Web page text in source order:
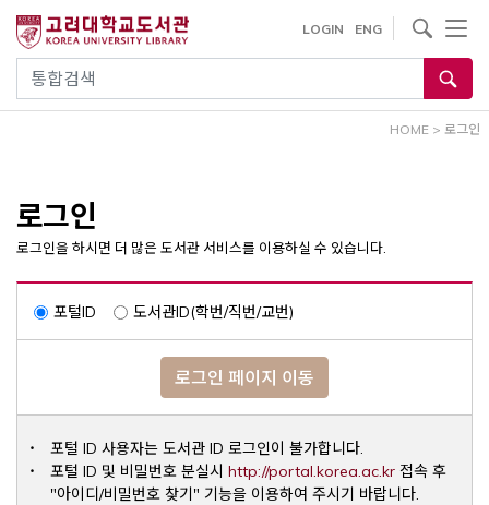
건
통합검색
LOGIN ENG
사이트내 검색
HOME > 로그인
로그인
로그인을 하시면 더 많은 도서관 서비스를 이용하실 수 있습니다.
포털ID 도서관ID(학번/직번/교번)
로그인 페이지 이동
포털 ID 사용자는 도서관 ID 로그인이 불가합니다.
포털 ID 및 비밀번호 분실시 http://portal.korea.ac.krOpens a
접속 후
"아이디/비밀번호 찾기" 기능을 이용하여 주시기 바랍니다.